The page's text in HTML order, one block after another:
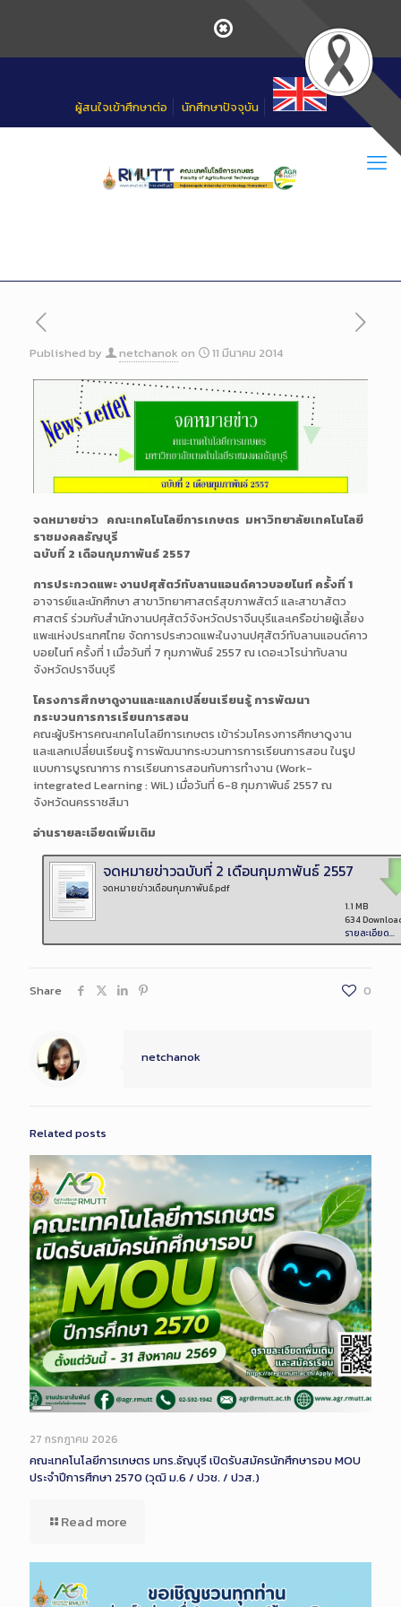
ผู้สนใจเข้าศึกษาต่อ นักศึกษาปัจจุบัน
Published by netchanok on 11 มีนาคม 2014
จดหมายข่าว คณะเทคโนโลยีการเกษตร มหาวิทยาลัยเทคโนโลยี
ราชมงคลธัญบุรี
ฉบับที่ 2 เดือนกุมภาพันธ์ 2557
การประกวดแพะ งานปศุสัตว์ทับลานแอนด์คาวบอยไนท์ ครั้งที่ 1
อาจารย์และนักศึกษา สาขาวิทยาศาสตร์สุขภาพสัตว์ และสาขาสัตว
ศาสตร์ ร่วมกับสำนักงานปศุสัตว์จังหวัดปราจีนบุรีและเครือข่ายผู้เลี้ยง
แพะแห่งประเทศไทย จัดการประกวดแพะในงานปศุสัตว์ทับลานแอนด์คาว
บอยไนท์ ครั้งที่ 1 เมื่อวันที่ 7 กุมภาพันธ์ 2557 ณ เดอะเวโรน่าทับลาน
จังหวัดปราจีนบุรี
โครงการศึกษาดูงานและแลกเปลี่ยนเรียนรู้ การพัฒนา
กระบวนการการเรียนการสอน
คณะผู้บริหารคณะเทคโนโลยีการเกษตร เข้าร่วมโครงการศึกษาดูงาน
และแลกเปลี่ยนเรียนรู้ การพัฒนากระบวนการการเรียนการสอน ในรูป
แบบการบูรณาการ การเรียนการสอนกับการทำงาน (Work-
integrated Learning : WiL) เมื่อวันที่ 6-8 กุมภาพันธ์ 2557 ณ
จังหวัดนครราชสีมา
อ่านรายละเอียดเพิ่มเติม
จดหมายข่าวฉบับที่ 2 เดือนกุมภาพันธ์ 2557
จดหมายข่าวเดือนกุมภาพันธ์.pdf
1.1 MB
634
รายละเอียด...
Share 0
netchanok
Related posts
Long
Description
27 กรกฎาคม 2026
คณะเทคโนโลยีการเกษตร มทร.ธัญบุรี เปิดรับสมัครนักศึกษารอบ MOU
ประจำปีการศึกษา 2570 (วุฒิ ม.6 / ปวช. / ปวส.)
Read more